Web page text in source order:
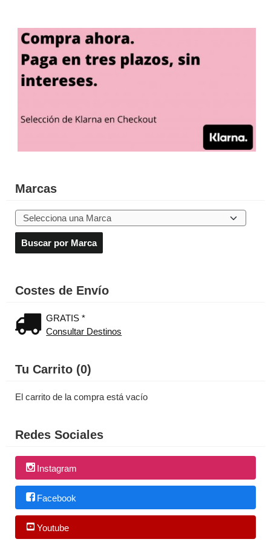
Marcas
Costes de Envío
GRATIS *
Consultar Destinos
Tu Carrito (0)
El carrito de la compra está vacío
Redes Sociales
Instagram
Facebook
Youtube